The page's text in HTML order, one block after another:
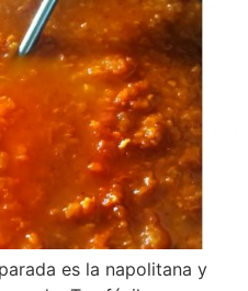
es la napolitana y